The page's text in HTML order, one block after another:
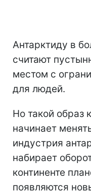
Антарктиду в
считают
местом с
для людей.
Но такой образ
начинает
индустрия
набирает
континенте
появляются